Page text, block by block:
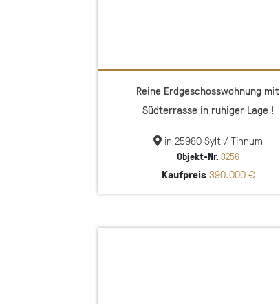
Reine Erdgeschosswohnung mit
Südterrasse in ruhiger Lage !
in 25980 Sylt / Tinnum
Objekt-Nr. 3256
Kaufpreis 390.000 €